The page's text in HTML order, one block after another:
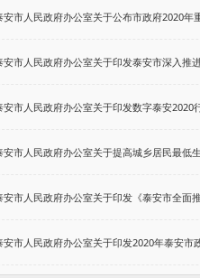
市人民政府办公室关于公布市政府2020年
市人民政府办公室关于印发泰安市深入推
市人民政府办公室关于印发数字泰安2020
市人民政府办公室关于提高城乡居民最低
市人民政府办公室关于印发《泰安市全面
市人民政府办公室关于印发2020年泰安市